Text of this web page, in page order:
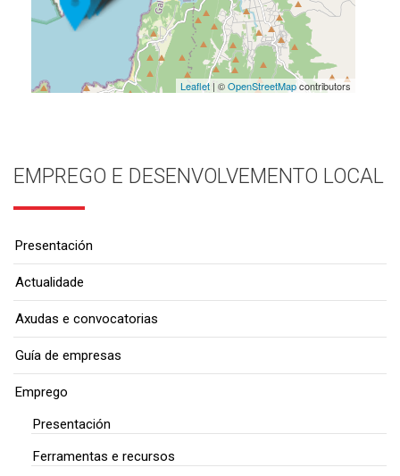
Leaflet| ©OpenStreetMapcontributors
EMPREGO E DESENVOLVEMENTO LOCAL
Presentación
Actualidade
Axudas e convocatorias
Guía de empresas
Emprego
Presentación
Ferramentas e recursos